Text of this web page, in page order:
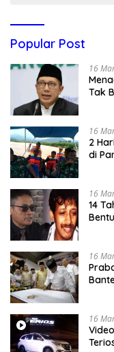
Popular Post
16
Tak
16
2
di
16
14
16
16